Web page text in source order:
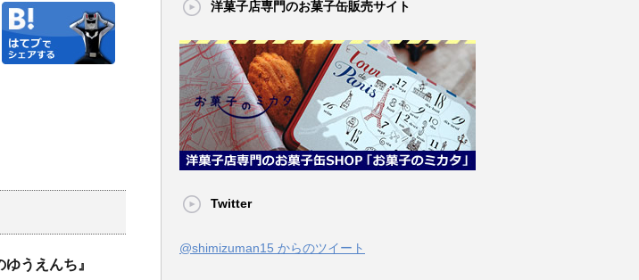
うえんち』
洋菓子店専門のお菓子缶販売サイト
Twitter
@shimizuman15 からのツイート